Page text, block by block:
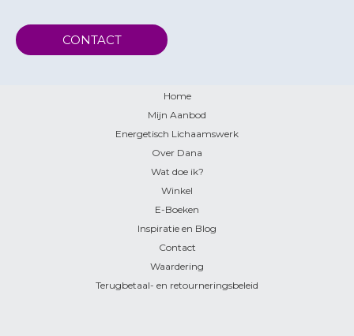
CONTACT
Home
Mijn Aanbod
Energetisch Lichaamswerk
Over Dana
Wat doe ik?
Winkel
E-Boeken
Inspiratie en Blog
Contact
Waardering
Terugbetaal- en retourneringsbeleid